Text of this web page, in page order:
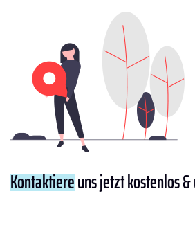
Kontaktiereuns jetzt kostenlos